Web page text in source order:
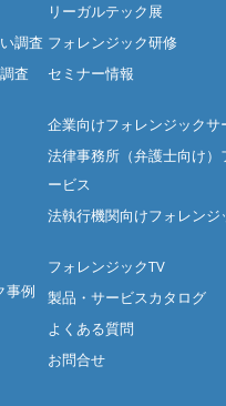
調査
査
事例
リーガルテック展
フォレンジック研修
セミナー情報
企業向けフォレンジックサ
法律事務所（弁護士向け）
ービス
法執行機関向けフォレンジ
フォレンジックTV
製品・サービスカタログ
よくある質問
お問合せ